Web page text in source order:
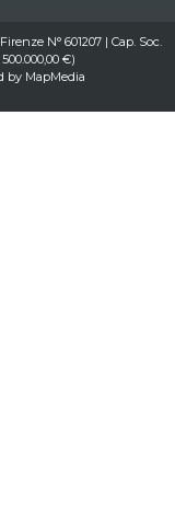
N° 601207 | Cap. Soc.
€)
by MapMedia